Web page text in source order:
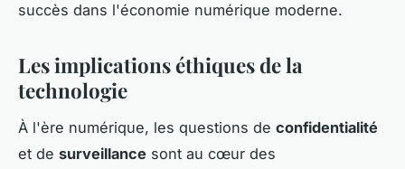
succès dans l'économie numérique moderne.
Les implications éthiques de la
technologie
À l'ère numérique, les questions de confidentialité
et de surveillance sont au cœur des